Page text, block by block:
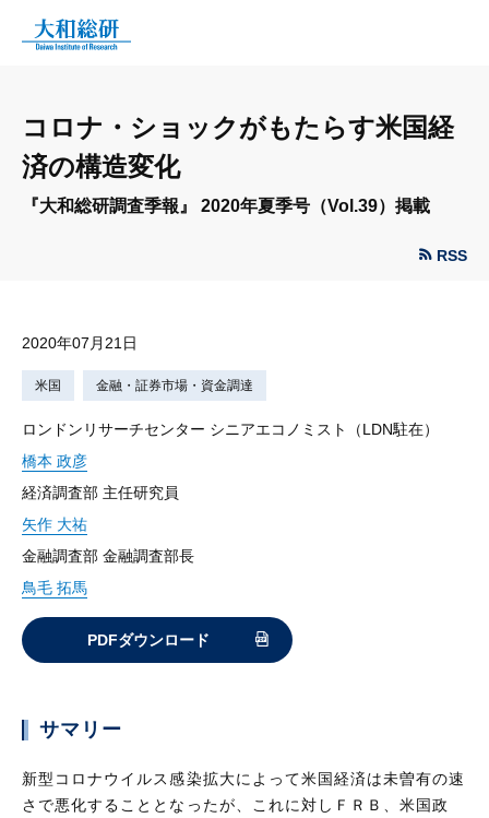
コロナ・ショックがもたらす米国経
済の構造変化
『大和総研調査季報』 2020年夏季号（Vol.39）掲載
RSS
2020年07月21日
米国 金融・証券市場・資金調達
ロンドンリサーチセンター シニアエコノミスト（LDN駐在）
橋本 政彦
経済調査部 主任研究員
矢作 大祐
金融調査部 金融調査部長
鳥毛 拓馬
PDFダウンロード
サマリー
新型コロナウイルス感染拡大によって米国経済は未曽有の速
さで悪化することとなったが、これに対しＦＲＢ、米国政